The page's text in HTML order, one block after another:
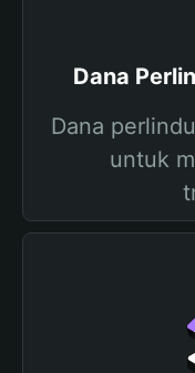
Dana
Dana
untuk